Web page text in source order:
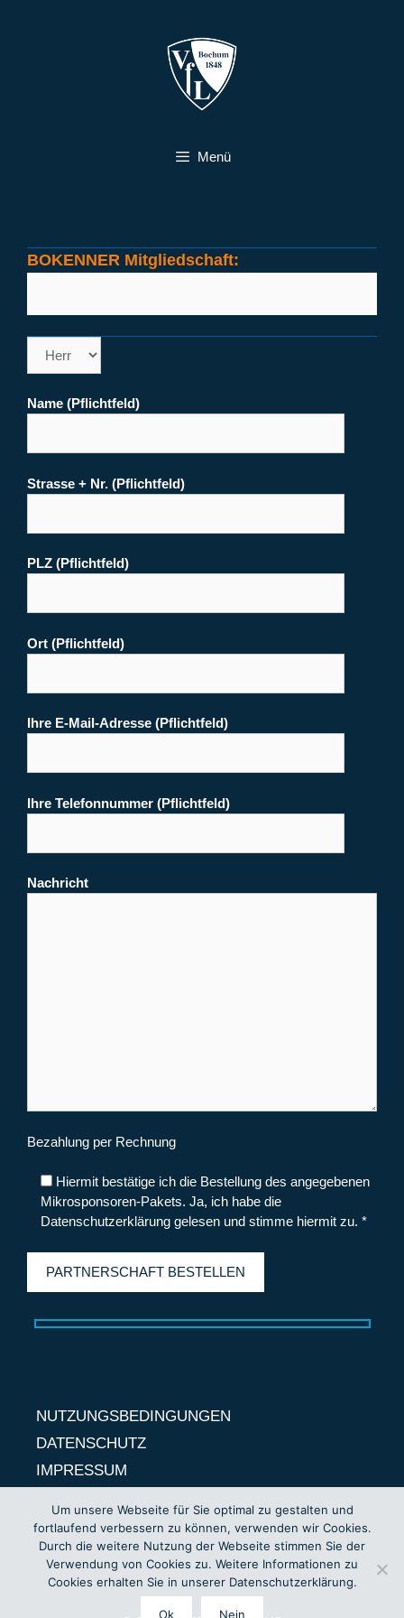
Menü
BOKENNER Mitgliedschaft:
Name (Pflichtfeld)
Strasse + Nr. (Pflichtfeld)
PLZ (Pflichtfeld)
Ort (Pflichtfeld)
Ihre E-Mail-Adresse (Pflichtfeld)
Ihre Telefonnummer (Pflichtfeld)
Nachricht
Bezahlung per Rechnung
Hiermit bestätige ich die Bestellung des angegebenen
Mikrosponsoren-Pakets. Ja, ich habe die
Datenschutzerklärung gelesen und stimme hiermit zu. *
NUTZUNGSBEDINGUNGEN
DATENSCHUTZ
IMPRESSUM
Um unsere Webseite für Sie optimal zu gestalten und
fortlaufend verbessern zu können, verwenden wir Cookies.
Durch die weitere Nutzung der Webseite stimmen Sie der
Verwendung von Cookies zu. Weitere Informationen zu
Cookies erhalten Sie in unserer Datenschutzerklärung.
Ok Nein